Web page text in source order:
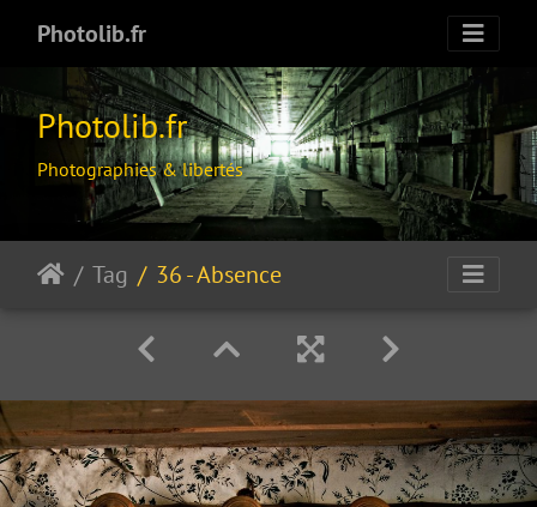
Photolib.fr
Photolib.fr
Photographies & libertés
Tag 36 - Absence